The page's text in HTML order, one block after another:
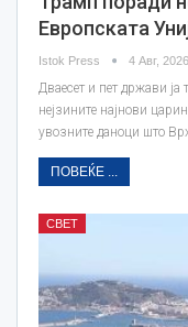
Европската
Istok Press 4 Авг,
Дваесет и пет држави
нејзините најнови
увозните даноци што
ПОВЕЌЕ ...
СВЕТ